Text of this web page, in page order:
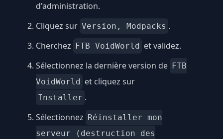
d'administration.
Cliquez sur Version, Modpacks .
Cherchez
FTB VoidWorld
et validez.
Sélectionnez la dernière version de FTB
VoidWorld
et cliquez sur
Installer .
Sélectionnez Réinstaller mon
serveur (destruction des